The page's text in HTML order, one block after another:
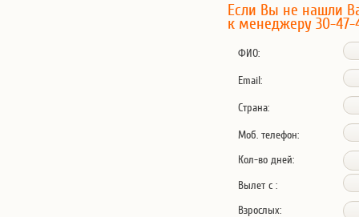
Если Вы не нашли
к менеджеру 30-47-
ФИО:
Email:
Страна:
Моб. телефон:
Кол-во дней:
Вылет с :
Взрослых: